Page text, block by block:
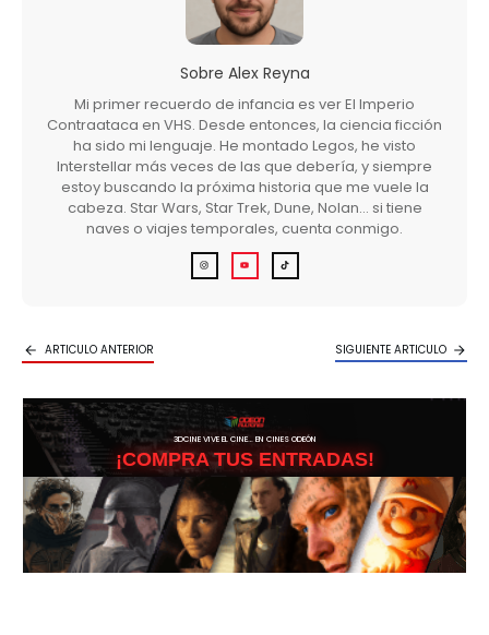
Sobre Alex Reyna
Mi primer recuerdo de infancia es ver El Imperio
Contraataca en VHS. Desde entonces, la ciencia ficción
ha sido mi lenguaje. He montado Legos, he visto
Interstellar más veces de las que debería, y siempre
estoy buscando la próxima historia que me vuele la
cabeza. Star Wars, Star Trek, Dune, Nolan… si tiene
naves o viajes temporales, cuenta conmigo.
ARTICULO ANTERIOR SIGUIENTE ARTICULO
3DCINE VIVE EL CINE… EN CINES ODEÓN
¡COMPRA TUS ENTRADAS!